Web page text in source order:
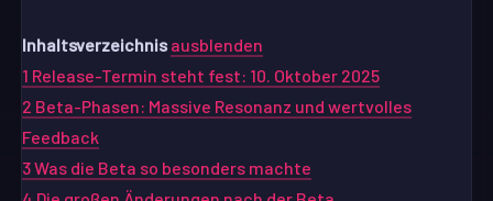
Inhaltsverzeichnis ausblenden
1 Release-Termin steht fest: 10. Oktober 2025
2 Beta-Phasen: Massive Resonanz und wertvolles
Feedback
3Was die Beta so besonders machte